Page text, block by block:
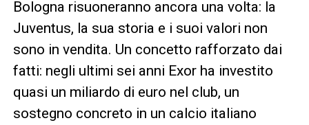
Bologna risuoneranno ancora una volta: la
Juventus, la sua storia e i suoi valori non
sono in vendita. Un concetto rafforzato dai
fatti: negli ultimi sei anni Exor ha investito
quasi un miliardo di euro nel club, un
sostegno concreto in un calcio italiano